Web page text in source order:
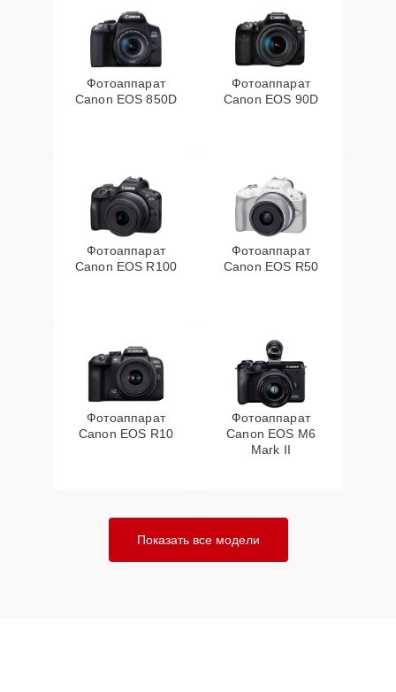
Фотоаппарат
Canon EOS 850D
Фотоаппарат
Canon EOS 90D
Фотоаппарат
Canon EOS R100
Фотоаппарат
Canon EOS R50
Фотоаппарат
Canon EOS R10
Фотоаппарат
Canon EOS M6
Mark II
Показать все модели